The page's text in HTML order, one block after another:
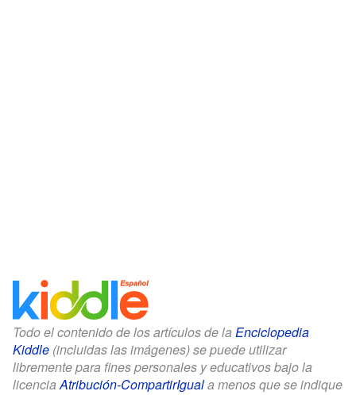
Todo el contenido de los artículos de la Enciclopedia
Kiddle (incluidas las imágenes) se puede utilizar
libremente para fines personales y educativos bajo la
licenciaAtribución-CompartirIguala menos que se indique